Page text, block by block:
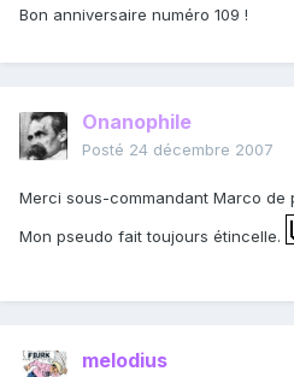
Bon anniversaire numéro 109 !
Onanophile
Posté 24 décembre 2007
Merci sous-commandant Marco de
Mon pseudo fait toujours étincelle.
melodius